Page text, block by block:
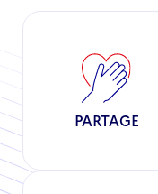
PARTAGE